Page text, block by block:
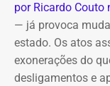
Além da
uma
com readequação
reforço da
por Ricardo
— já provoca
estado. Os atos
exonerações do
desligamentos e